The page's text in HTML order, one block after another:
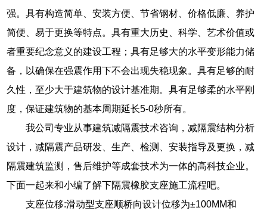
强。具有构造简单、安装方便、节省钢材、价格低廉、养护
简便、易于更换等特点。具有重大历史、科学、艺术价值或
者重要纪念意义的建设工程；具有足够大的水平变形能力储
备，以确保在强震作用下不会出现失稳现象。具有足够的耐
久性，至少大于建筑物的设计基准期。具有足够柔的水平刚
度，保证建筑物的基本周期延长5-0秒所有。
我公司专业从事建筑减隔震技术咨询，减隔震结构分析
设计，减隔震产品研发、生产、检测、安装指导及更换，减
隔震建筑监测，售后维护等成套技术为一体的高科技企业。
下面一起来和小编了解下隔震橡胶支座施工流程吧。
支座位移:滑动型支座顺桥向设计位移为±100MM和